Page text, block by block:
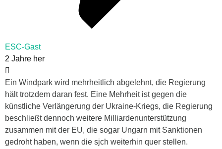
ESC-Gast
2 Jahre her
Ein Windpark wird mehrheitlich abgelehnt, die Regierung
hält trotzdem daran fest. Eine Mehrheit ist gegen die
künstliche Verlängerung der Ukraine-Kriegs, die Regierung
beschließt dennoch weitere Milliardenunterstützung
zusammen mit der EU, die sogar Ungarn mit Sanktionen
gedroht haben, wenn die sjch weiterhin quer stellen.